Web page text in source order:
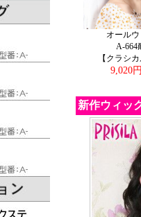
オール
A-664
【クラシ
9,020
新作ウィッ